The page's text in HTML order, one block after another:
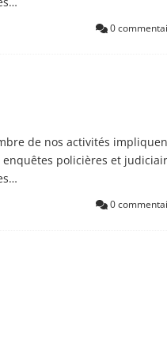
0
de nos activités
policières et
0